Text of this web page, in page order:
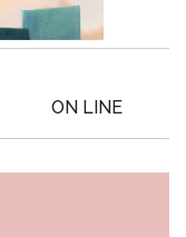
ON LINE